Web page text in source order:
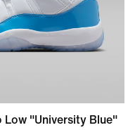
Low "University Blue"